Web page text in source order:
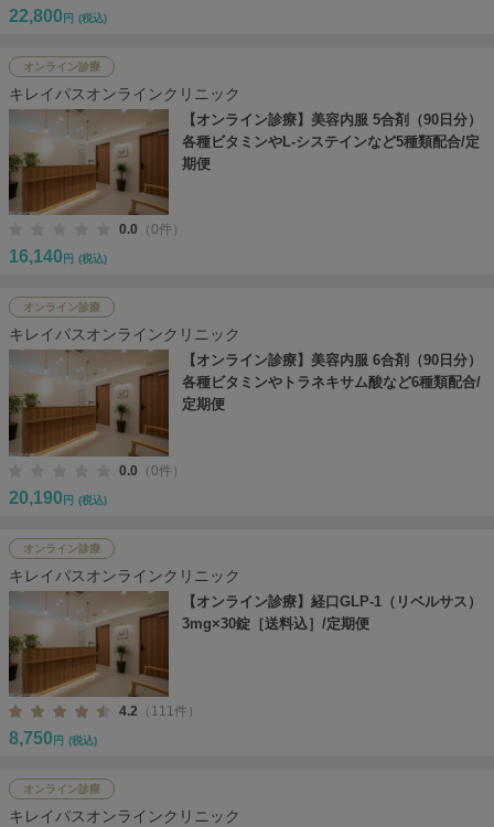
22,800 円 (税込)
オンライン診療
キレイパスオンラインクリニック
【オンライン診療】美容内服 5合剤（90日分）
各種ビタミンやL-システインなど5種類配合/定
期便
0.0 （0件）
16,140 円 (税込)
オンライン診療
キレイパスオンラインクリニック
【オンライン診療】美容内服 6合剤（90日分）
各種ビタミンやトラネキサム酸など6種類配合/
定期便
0.0 （0件）
20,190 円 (税込)
オンライン診療
キレイパスオンラインクリニック
【オンライン診療】経口GLP-1（リベルサス）
3mg×30錠［送料込］/定期便
4.2 （111件）
8,750 円 (税込)
オンライン診療
キレイパスオンラインクリニック